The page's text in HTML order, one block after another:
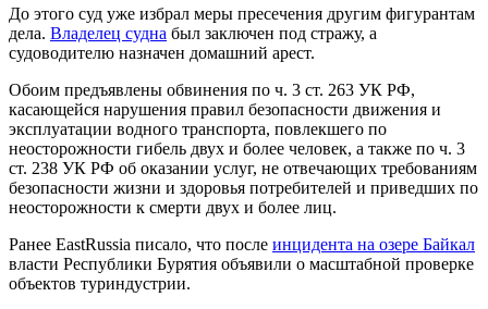
До этого суд уже избрал меры пресечения другим фигурантам
дела. Владелец судна был заключен под стражу, а
судоводителю назначен домашний арест.
Обоим предъявлены обвинения по ч. 3 ст. 263 УК РФ,
касающейся нарушения правил безопасности движения и
эксплуатации водного транспорта, повлекшего по
неосторожности гибель двух и более человек, а также по ч. 3
ст. 238 УК РФ об оказании услуг, не отвечающих требованиям
безопасности жизни и здоровья потребителей и приведших по
неосторожности к смерти двух и более лиц.
Ранее EastRussia писало, что после инцидента на озере Байкал
власти Республики Бурятия объявили о масштабной проверке
объектов туриндустрии.